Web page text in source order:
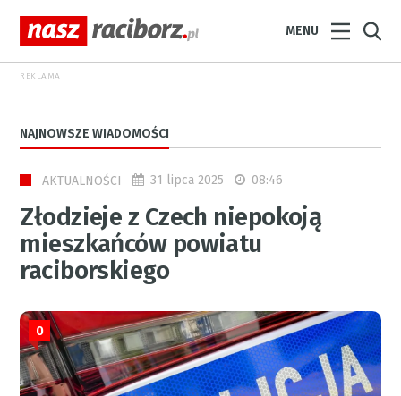
MENU
REKLAMA
NAJNOWSZE WIADOMOŚCI
AKTUALNOŚCI 31 lipca 2025 08:46
Złodzieje z Czech niepokoją
mieszkańców powiatu
raciborskiego
0